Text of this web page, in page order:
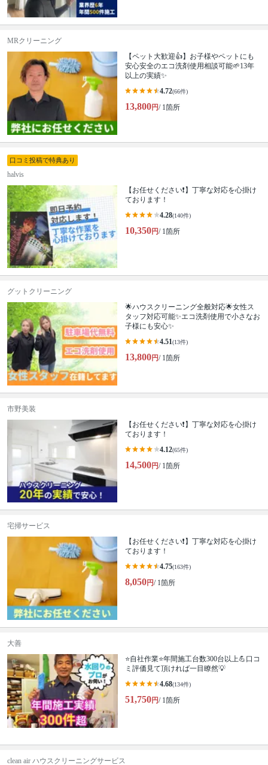
MRクリーニング
【ペット大歓迎👍】お子様やペットにも
安心安全のエコ洗剤使用相談可能🌱13年
以上の実績✨
4.72(66件)
13,800円/ 1箇所
口コミ投稿で特典あり
halvis
【お任せください❗️】丁寧な対応を心掛け
ております！
4.28(140件)
10,350円/ 1箇所
グットクリーニング
🌟ハウスクリーニング全般対応🌟女性ス
タッフ対応可能✨エコ洗剤使用で小さなお
子様にも安心✨
4.51(13件)
13,800円/ 1箇所
市野美装
【お任せください❗️】丁寧な対応を心掛け
ております！
4.12(65件)
14,500円/ 1箇所
宅掃サービス
【お任せください❗️】丁寧な対応を心掛け
ております！
4.75(163件)
8,050円/ 1箇所
大善
⭐自社作業⭐年間施工台数300台以上💪口コ
ミ評価見て頂ければ一目瞭然💡
4.68(134件)
51,750円/ 1箇所
clean air ハウスクリーニングサービス